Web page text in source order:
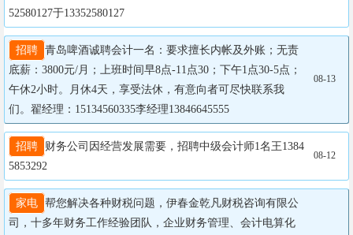
52580127于13352580127
招聘 青岛啤酒诚聘会计一名：要求擅长内帐及外账；无责
底薪：3800元/月；上班时间早8点-11点30；下午1点30-5点；
午休2小时。月休4天，享受法休，有意向者可尽快联系我
们。翟经理：15134560335李经理13846645555
08-13
招聘
财务公司因经营发展需要，招聘中级会计师1名王1384
5853292
08-12
家电 帮您解决各种财税问题，伊春金乾凡财税咨询有限公
司，十多年财务工作经验团队，企业财务管理、会计电算化